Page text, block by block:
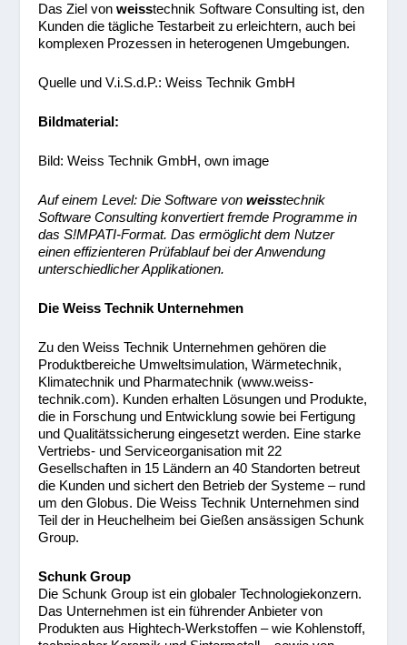
Das Ziel vonweisstechnik Software Consulting ist, den
Kunden die tägliche Testarbeit zu erleichtern, auch bei
komplexen Prozessen in heterogenen Umgebungen.
Quelle und V.i.S.d.P.: Weiss Technik GmbH
Bildmaterial:
Bild: Weiss Technik GmbH, own image
Auf einem Level: Die Software vonweisstechnik
Software Consulting konvertiert fremde Programme in
das S!MPATI-Format. Das ermöglicht dem Nutzer
einen effizienteren Prüfablauf bei der Anwendung
unterschiedlicher Applikationen.
Die Weiss Technik Unternehmen
Zu den Weiss Technik Unternehmen gehören die
Produktbereiche Umweltsimulation, Wärmetechnik,
Klimatechnik und Pharmatechnik (www.weiss-
technik.com). Kunden erhalten Lösungen und Produkte,
die in Forschung und Entwicklung sowie bei Fertigung
und Qualitätssicherung eingesetzt werden. Eine starke
Vertriebs- und Serviceorganisation mit 22
Gesellschaften in 15 Ländern an 40 Standorten betreut
die Kunden und sichert den Betrieb der Systeme – rund
um den Globus. Die Weiss Technik Unternehmen sind
Teil der in Heuchelheim bei Gießen ansässigen Schunk
Group.
Schunk Group
Die Schunk Group ist ein globaler Technologiekonzern.
Das Unternehmen ist ein führender Anbieter von
Produkten aus Hightech-Werkstoffen – wie Kohlenstoff,